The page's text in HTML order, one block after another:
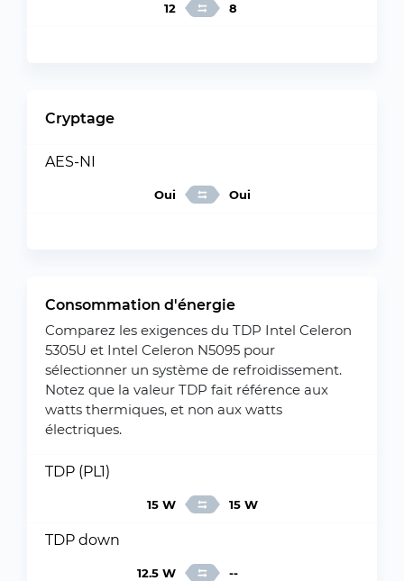
12 8
Cryptage
AES-NI
Oui Oui
Consommation d'énergie
Comparez les exigences du TDP Intel Celeron
5305U et Intel Celeron N5095 pour
sélectionner un système de refroidissement.
Notez que la valeur TDP fait référence aux
watts thermiques, et non aux watts
électriques.
TDP (PL1)
15 W 15 W
TDP down
12.5 W --